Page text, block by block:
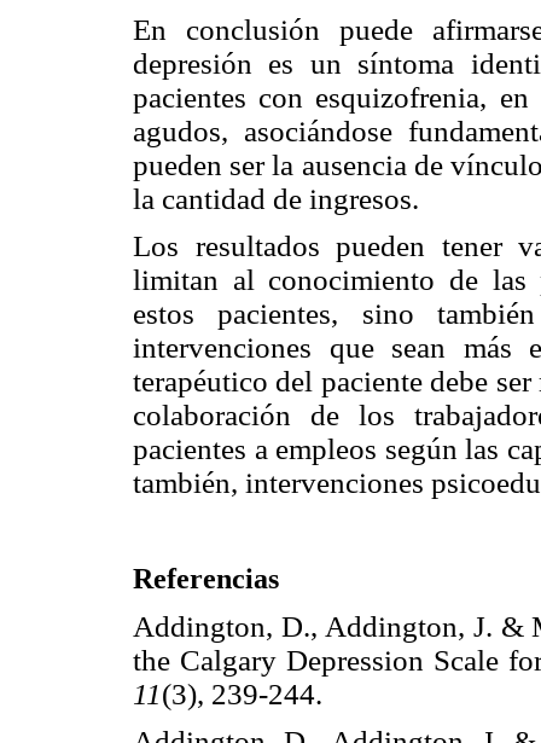
En conclusión puede
depresión es un síntoma
pacientes con esquizofrenia,
agudos, asociándose
pueden ser la ausencia de
la cantidad de ingresos.
Los resultados pueden tener
limitan al conocimiento de las
estos pacientes, sino
intervenciones que sean más
terapéutico del paciente debe
colaboración de los
pacientes a empleos según las
también, intervenciones
Referencias
Addington, D., Addington, J. &
the Calgary Depression Scale
11(3), 239-244.